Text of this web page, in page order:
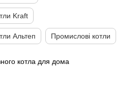
Kraft
Альтеп Промислові котли